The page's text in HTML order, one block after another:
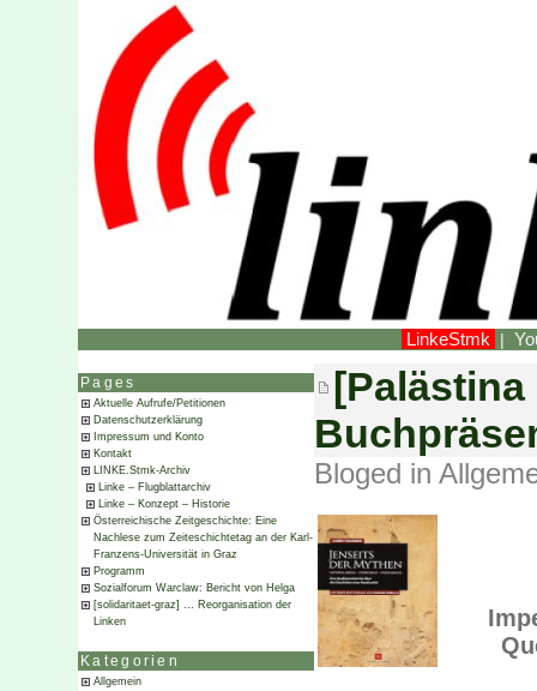
LinkeStmk |
Pages
Aktuelle Aufrufe/Petitionen
Datenschutzerklärung
Impressum und Konto
Kontakt
LINKE.Stmk-Archiv
Linke – Flugblattarchiv
Linke – Konzept – Historie
Österreichische Zeitgeschichte: Eine
Nachlese zum Zeiteschichtetag an der Karl-
Franzens-Universität in Graz
Programm
Sozialforum Warclaw: Bericht von Helga
[solidaritaet-graz] … Reorganisation der
Linken
Kategorien
Allgemein
[Palästina
Bloged in